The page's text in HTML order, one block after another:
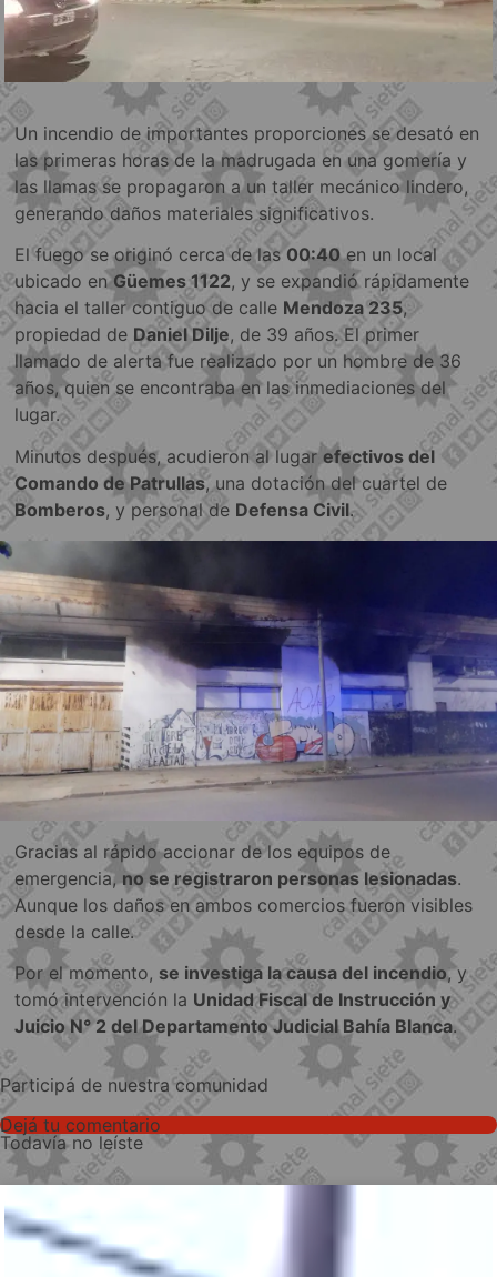
Un incendio de importantes proporciones se desató en
las primeras horas de la madrugada en una gomería y
las llamas se propagaron a un taller mecánico lindero,
generando daños materiales significativos.
El fuego se originó cerca de las 00:40en un local
ubicado enGüemes 1122, y se expandió rápidamente
hacia el taller contiguo de calle Mendoza 235,
propiedad de Daniel Dilje, de 39 años. El primer
llamado de alerta fue realizado por un hombre de 36
años, quien se encontraba en las inmediaciones del
lugar.
Minutos después, acudieron al lugarefectivos del
Comando de Patrullas, una dotación del cuartel de
Bomberos, y personal de Defensa Civil.
Gracias al rápido accionar de los equipos de
emergencia, no se registraron personas lesionadas.
Aunque los daños en ambos comercios fueron visibles
desde la calle.
Por el momento, se investiga la causa del incendio, y
tomó intervención la Unidad Fiscal de Instrucción y
Juicio N° 2 del Departamento Judicial Bahía Blanca.
Participá de nuestra comunidad
Dejá tu comentario
Todavía no leíste